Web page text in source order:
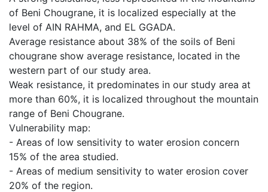
of Beni Chougrane, it is localized especially at the
level of AIN RAHMA, and EL GGADA.
Average resistance about 38% of the soils of Beni
chougrane show average resistance, located in the
western part of our study area.
Weak resistance, it predominates in our study area at
more than 60%, it is localized throughout the mountain
range of Beni Chougrane.
Vulnerability map:
- Areas of low sensitivity to water erosion concern
15% of the area studied.
- Areas of medium sensitivity to water erosion cover
20% of the region.